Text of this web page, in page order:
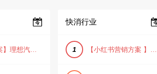
【营销方案】理想汽车车主露营户外旅行保客活动策划方案
快消行业
1 【小红书营销方案 】2025小红书节日大促节点大促IP营销方案